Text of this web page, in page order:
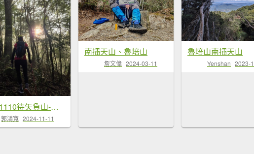
20241110待矢負山-南北插-林望眼山
郭鴻寬 2024-11-11
南插天山、魯培山
詹文偉 2024-03-11
魯培山南插天山
Yenshan 2023-